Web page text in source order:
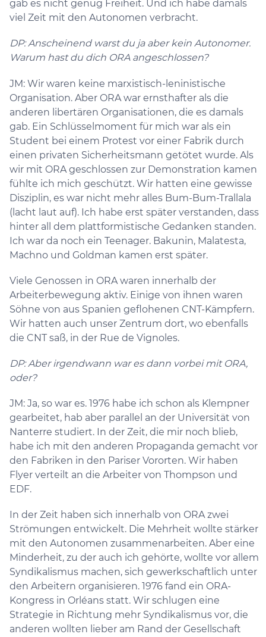
gab es nicht genug Freiheit. Und ich habe damals
viel Zeit mit den Autonomen verbracht.
DP: Anscheinend warst du ja aber kein Autonomer.
Warum hast du dich ORA angeschlossen?
JM: Wir waren keine marxistisch-leninistische
Organisation. Aber ORA war ernsthafter als die
anderen libertären Organisationen, die es damals
gab. Ein Schlüsselmoment für mich war als ein
Student bei einem Protest vor einer Fabrik durch
einen privaten Sicherheitsmann getötet wurde. Als
wir mit ORA geschlossen zur Demonstration kamen
fühlte ich mich geschützt. Wir hatten eine gewisse
Disziplin, es war nicht mehr alles Bum-Bum-Trallala
(lacht laut auf). Ich habe erst später verstanden, dass
hinter all dem plattformistische Gedanken standen.
Ich war da noch ein Teenager. Bakunin, Malatesta,
Machno und Goldman kamen erst später.
Viele Genossen in ORA waren innerhalb der
Arbeiterbewegung aktiv. Einige von ihnen waren
Söhne von aus Spanien geflohenen CNT-Kämpfern.
Wir hatten auch unser Zentrum dort, wo ebenfalls
die CNT saß, in der Rue de Vignoles.
DP: Aber irgendwann war es dann vorbei mit ORA,
oder?
JM: Ja, so war es. 1976 habe ich schon als Klempner
gearbeitet, hab aber parallel an der Universität von
Nanterre studiert. In der Zeit, die mir noch blieb,
habe ich mit den anderen Propaganda gemacht vor
den Fabriken in den Pariser Vororten. Wir haben
Flyer verteilt an die Arbeiter von Thompson und
EDF.
In der Zeit haben sich innerhalb von ORA zwei
Strömungen entwickelt. Die Mehrheit wollte stärker
mit den Autonomen zusammenarbeiten. Aber eine
Minderheit, zu der auch ich gehörte, wollte vor allem
Syndikalismus machen, sich gewerkschaftlich unter
den Arbeitern organisieren. 1976 fand ein ORA-
Kongress in Orléans statt. Wir schlugen eine
Strategie in Richtung mehr Syndikalismus vor, die
anderen wollten lieber am Rand der Gesellschaft